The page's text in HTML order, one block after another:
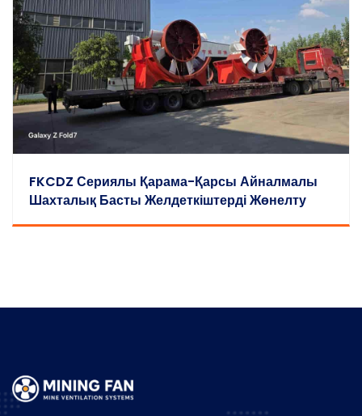
FKCDZ Сериялы Қарама-Қарсы Айналмалы
Шахталық Басты Желдеткіштерді Жөнелту